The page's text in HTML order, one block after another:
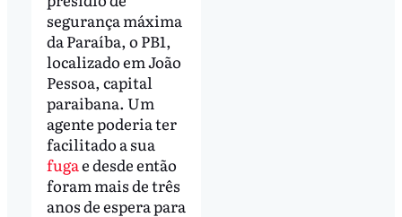
segurança máxima
da Paraíba, o PB1,
localizado em João
Pessoa, capital
paraibana. Um
agente poderia ter
facilitado a sua
fugae desde então
foram mais de três
anos de espera para